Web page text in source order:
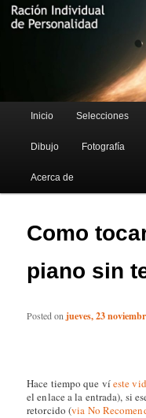
Ración
Blog de Rufus Gefangenen
Menú principal
Ir al contenido principal
Ir al contenido
Inicio Selecciones
Dibujo Fotografía
Acerca de
Como
piano sin
Posted onjueves, 23
Hace tiempo que víeste
el enlace a la entrada), si
retorcido (via No